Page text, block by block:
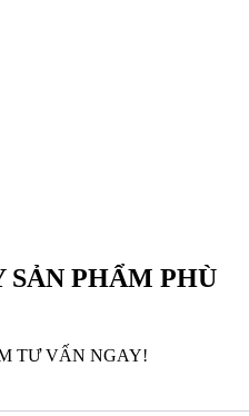
PHẨM PHÙ
TƯ VẤN NGAY!